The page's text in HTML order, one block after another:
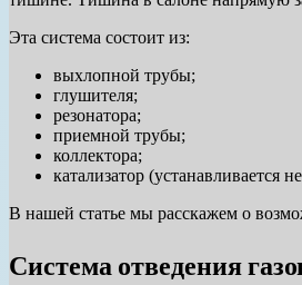
Эта система состоит из:
выхлопной трубы;
глушителя;
резонатора;
приемной трубы;
коллектора;
катализатор (устанавливается
В нашей статье мы расскажем о
Система отведения